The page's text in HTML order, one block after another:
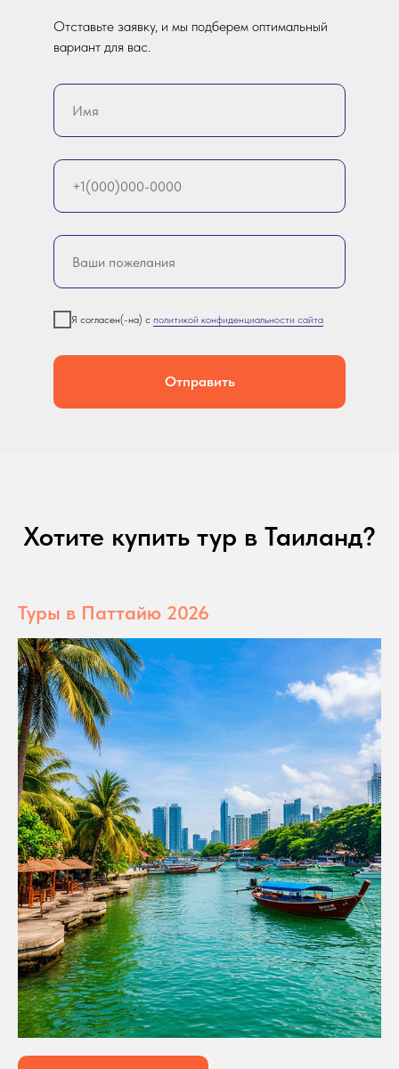
Отставьте заявку, и мы подберем оптимальный
вариант для вас.
Я согласен(-на) с политикой конфиденциальности сайта
Отправить
Хотите купить тур в Таиланд?
Туры в Паттайю 2026